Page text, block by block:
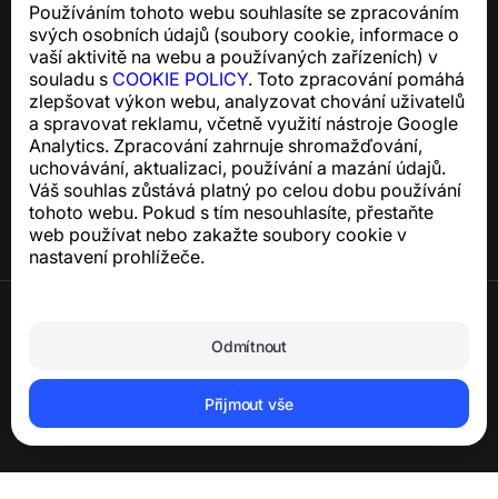
Používáním tohoto webu souhlasíte se zpracováním
svých osobních údajů (soubory cookie, informace o
vaší aktivitě na webu a používaných zařízeních) v
souladu s COOKIE POLICY. Toto zpracování pomáhá
zlepšovat výkon webu, analyzovat chování uživatelů
a spravovat reklamu, včetně využití nástroje Google
Analytics. Zpracování zahrnuje shromažďování,
uchovávání, aktualizaci, používání a mazání údajů.
Váš souhlas zůstává platný po celou dobu používání
tohoto webu. Pokud s tím nesouhlasíte, přestaňte
web používat nebo zakažte soubory cookie v
nastavení prohlížeče.
Odmítnout
Přijmout vše
Pro dotazy týkající se souladu s GDPR:
support@numbuster.com
Centrum nápovědy
Zprávy a články
O projektu
Kontakty
Zásady používání souborů cookie
Smazání účtu a osobních údajů